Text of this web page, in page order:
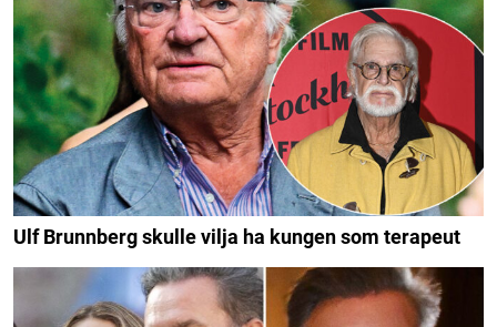
Ulf Brunnberg skulle vilja ha kungen som terapeut